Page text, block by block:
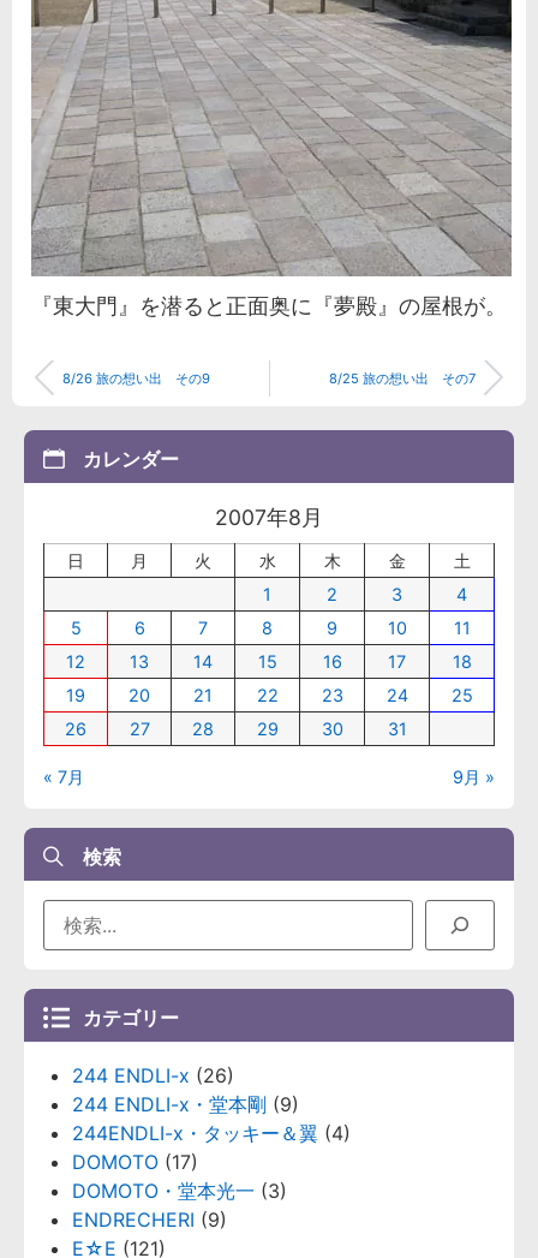
『東大門』を潜ると正面奥に『夢殿』の屋根が。
8/26 旅の想い出 その9 8/25 旅の想い出 その7
カレンダー
2007年8月
日 月 火 水 木 金
土
1
2 3
4
5
6 7 8 9 10
11
12
13 14 15 16 17
18
19
20 21 22 23 24
25
26
27 28 29 30 31
« 7月 9月 »
検索
カテゴリー
244 ENDLI-x (26)
244 ENDLI-x・堂本剛 (9)
244ENDLI-x・タッキー＆翼 (4)
DOMOTO (17)
DOMOTO・堂本光一 (3)
ENDRECHERI (9)
E☆E (121)